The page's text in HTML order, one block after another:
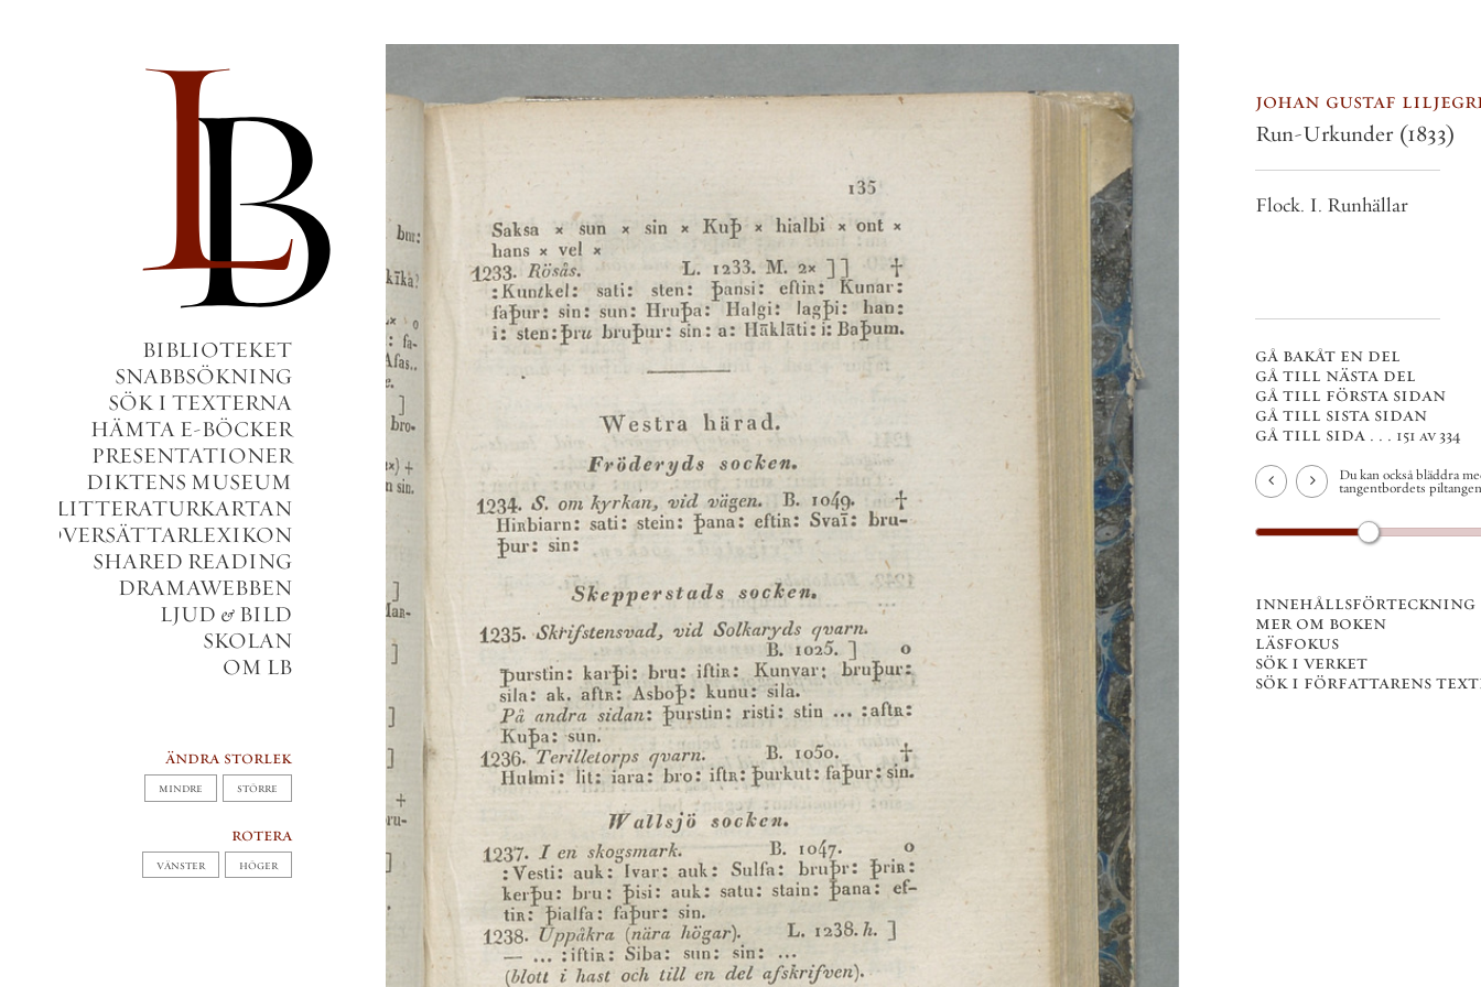
BIBLIOTEKET
SNABBSÖKNING
SÖK I TEXTERNA
HÄMTA E-BÖCKER
PRESENTATIONER
DIKTENS MUSEUM
SHARED READING
DRAMAWEBBEN
&BILD
SKOLAN
OM LB
ändra storlek
STÖRRE
HÖGER
johan gustaf liljegren
Run-Urkunder(1833)
Flock. I. Runhällar
gå bakåt en del
gå till nästa del
gå till första sidan
gå till sista sidan
gå till sida . . .151 av 334
Du kan också bläddra med
tangentbordets piltangenter.
innehållsförteckning
mer om boken
läsfokus
sök i verket
sök i författarens texter